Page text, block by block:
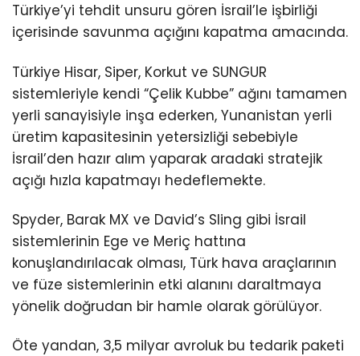
Türkiye’yi tehdit unsuru gören İsrail’le işbirliği
içerisinde savunma açığını kapatma amacında.
Türkiye Hisar, Siper, Korkut ve SUNGUR
sistemleriyle kendi “Çelik Kubbe” ağını tamamen
yerli sanayisiyle inşa ederken, Yunanistan yerli
üretim kapasitesinin yetersizliği sebebiyle
İsrail’den hazır alım yaparak aradaki stratejik
açığı hızla kapatmayı hedeflemekte.
Spyder, Barak MX ve David’s Sling gibi İsrail
sistemlerinin Ege ve Meriç hattına
konuşlandırılacak olması, Türk hava araçlarının
ve füze sistemlerinin etki alanını daraltmaya
yönelik doğrudan bir hamle olarak görülüyor.
Öte yandan, 3,5 milyar avroluk bu tedarik paketi